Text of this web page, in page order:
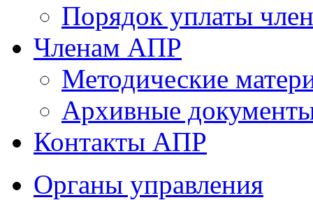
Порядок уплаты
Членам АПР
Методические
Архивные
Контакты АПР
Органы управления